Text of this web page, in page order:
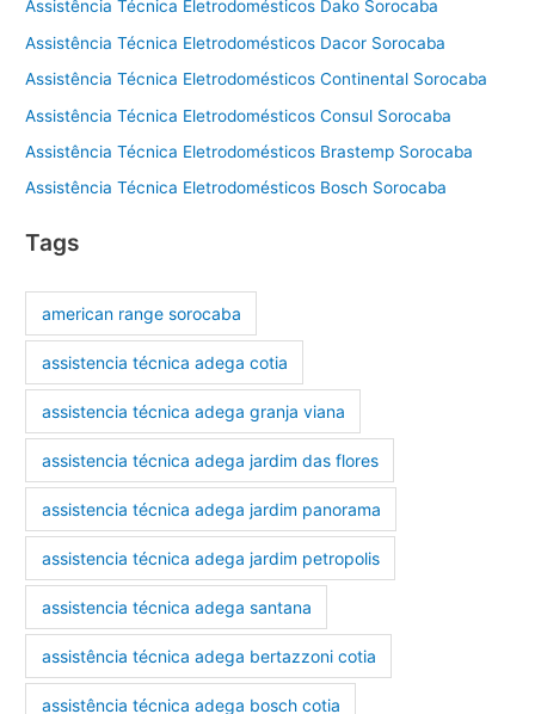
Assistência Técnica Eletrodomésticos Dako Sorocaba
Assistência Técnica Eletrodomésticos Dacor Sorocaba
Assistência Técnica Eletrodomésticos Continental Sorocaba
Assistência Técnica Eletrodomésticos Consul Sorocaba
Assistência Técnica Eletrodomésticos Brastemp Sorocaba
Assistência Técnica Eletrodomésticos Bosch Sorocaba
Tags
american range sorocaba
assistencia técnica adega cotia
assistencia técnica adega granja viana
assistencia técnica adega jardim das flores
assistencia técnica adega jardim panorama
assistencia técnica adega jardim petropolis
assistencia técnica adega santana
assistência técnica adega bertazzoni cotia
assistência técnica adega bosch cotia